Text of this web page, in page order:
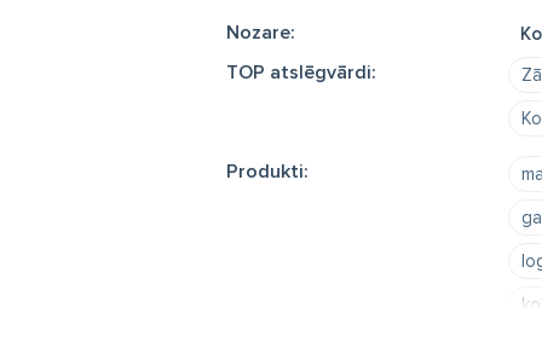
Nozare:
TOP atslēgvārdi:
Produkti: